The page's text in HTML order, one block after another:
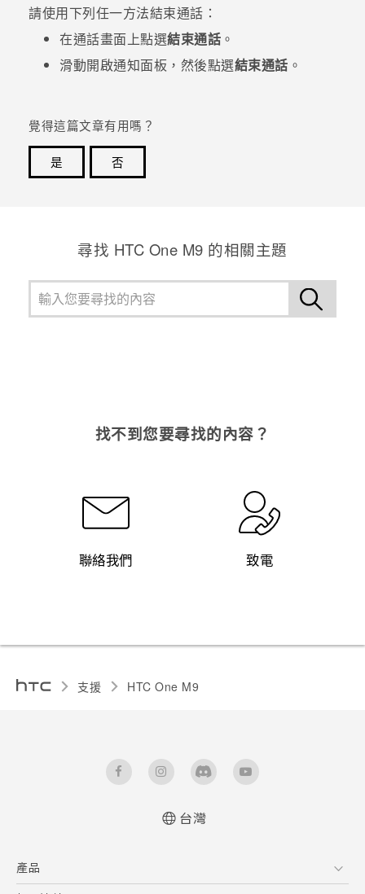
請使用下列任一方法結束通話：
在通話畫面上點選結束通話 。
滑動開啟通知面板，然後點選結束通話 。
覺得這篇文章有用嗎？
是
否
尋找 HTC One M9 的相關主題
找不到您要尋找的內容？
聯絡我們 致電
支援 HTC One M9‎
台灣
產品